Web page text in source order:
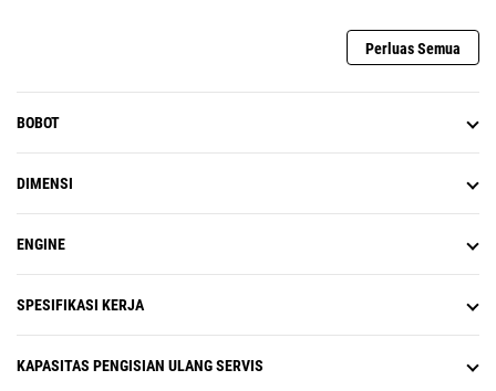
Perluas Semua
BOBOT
DIMENSI
ENGINE
SPESIFIKASI KERJA
KAPASITAS PENGISIAN ULANG SERVIS